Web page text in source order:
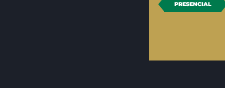
PRESENCIAL